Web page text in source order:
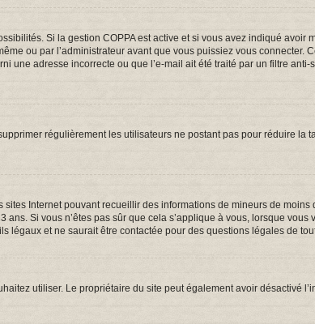
Si la gestion COPPA est active et si vous avez indiqué
ou par l’administrateur avant que vous puissiez vous connecter.
une adresse incorrecte ou que l’e-mail ait été traité par un filtre
régulièrement les utilisateurs ne postant pas pour réduire
Internet pouvant recueillir des informations de mineurs de
Si vous n’êtes pas sûr que cela s’applique à vous, lorsque
et ne saurait être contactée pour des questions légales de
utiliser. Le propriétaire du site peut également avoir désactivé